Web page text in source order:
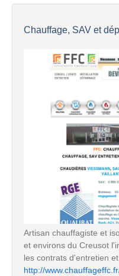
Chauffage, SAV et
Artisan chauffagiste et
et environs du Creusot
les contrats d'entretien
http://